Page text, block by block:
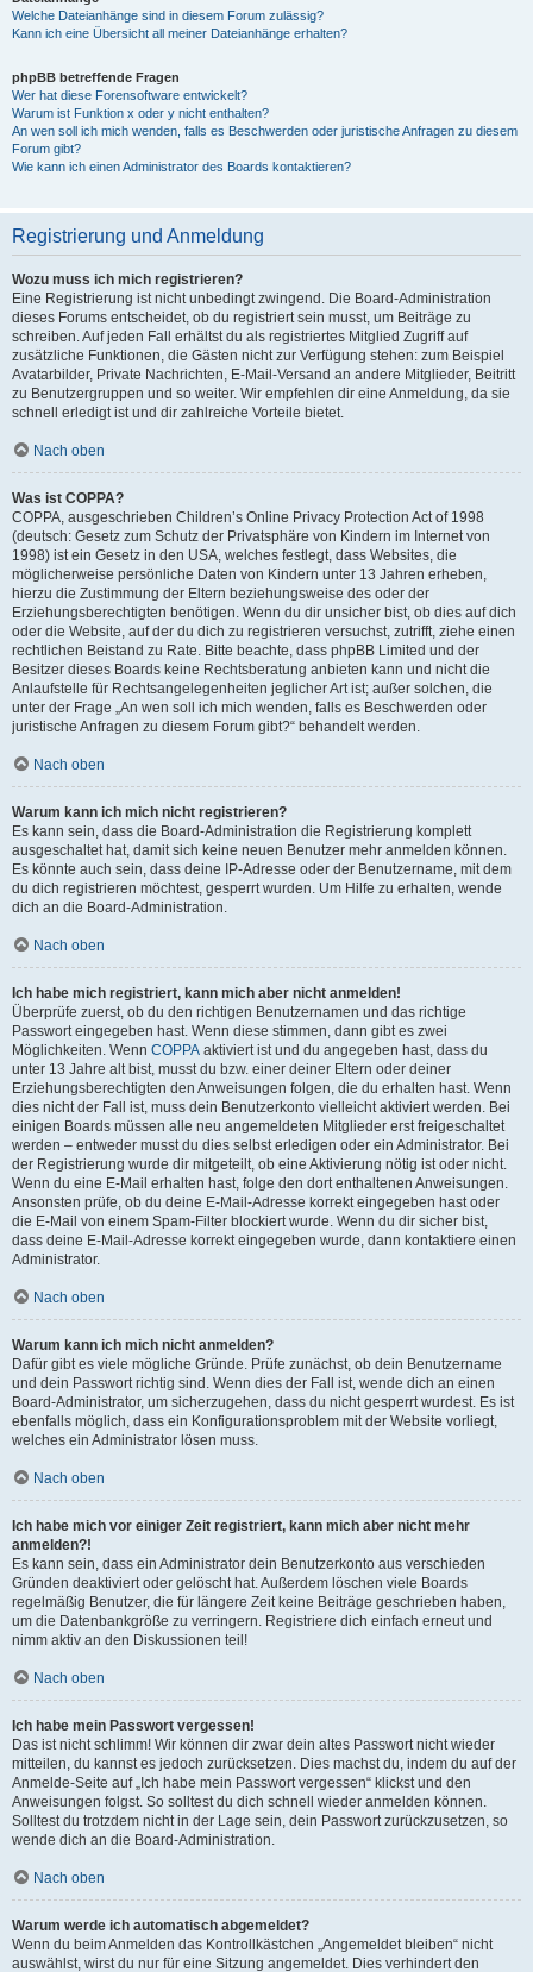
Welche Dateianhänge sind in diesem Forum zulässig?
Kann ich eine Übersicht all meiner Dateianhänge erhalten?
phpBB betreffende Fragen
Wer hat diese Forensoftware entwickelt?
Warum ist Funktion x oder y nicht enthalten?
An wen soll ich mich wenden, falls es Beschwerden oder juristische Anfragen zu diesem
Forum gibt?
Wie kann ich einen Administrator des Boards kontaktieren?
Registrierung und Anmeldung
Wozu muss ich mich registrieren?
Eine Registrierung ist nicht unbedingt zwingend. Die Board-Administration
dieses Forums entscheidet, ob du registriert sein musst, um Beiträge zu
schreiben. Auf jeden Fall erhältst du als registriertes Mitglied Zugriff auf
zusätzliche Funktionen, die Gästen nicht zur Verfügung stehen: zum Beispiel
Avatarbilder, Private Nachrichten, E-Mail-Versand an andere Mitglieder, Beitritt
zu Benutzergruppen und so weiter. Wir empfehlen dir eine Anmeldung, da sie
schnell erledigt ist und dir zahlreiche Vorteile bietet.
Nach oben
Was ist COPPA?
COPPA, ausgeschrieben Children’s Online Privacy Protection Act of 1998
(deutsch: Gesetz zum Schutz der Privatsphäre von Kindern im Internet von
1998) ist ein Gesetz in den USA, welches festlegt, dass Websites, die
möglicherweise persönliche Daten von Kindern unter 13 Jahren erheben,
hierzu die Zustimmung der Eltern beziehungsweise des oder der
Erziehungsberechtigten benötigen. Wenn du dir unsicher bist, ob dies auf dich
oder die Website, auf der du dich zu registrieren versuchst, zutrifft, ziehe einen
rechtlichen Beistand zu Rate. Bitte beachte, dass phpBB Limited und der
Besitzer dieses Boards keine Rechtsberatung anbieten kann und nicht die
Anlaufstelle für Rechtsangelegenheiten jeglicher Art ist; außer solchen, die
unter der Frage „An wen soll ich mich wenden, falls es Beschwerden oder
juristische Anfragen zu diesem Forum gibt?“ behandelt werden.
Nach oben
Warum kann ich mich nicht registrieren?
Es kann sein, dass die Board-Administration die Registrierung komplett
ausgeschaltet hat, damit sich keine neuen Benutzer mehr anmelden können.
Es könnte auch sein, dass deine IP-Adresse oder der Benutzername, mit dem
du dich registrieren möchtest, gesperrt wurden. Um Hilfe zu erhalten, wende
dich an die Board-Administration.
Nach oben
Ich habe mich registriert, kann mich aber nicht anmelden!
Überprüfe zuerst, ob du den richtigen Benutzernamen und das richtige
Passwort eingegeben hast. Wenn diese stimmen, dann gibt es zwei
Möglichkeiten. Wenn COPPA aktiviert ist und du angegeben hast, dass du
unter 13 Jahre alt bist, musst du bzw. einer deiner Eltern oder deiner
Erziehungsberechtigten den Anweisungen folgen, die du erhalten hast. Wenn
dies nicht der Fall ist, muss dein Benutzerkonto vielleicht aktiviert werden. Bei
einigen Boards müssen alle neu angemeldeten Mitglieder erst freigeschaltet
werden – entweder musst du dies selbst erledigen oder ein Administrator. Bei
der Registrierung wurde dir mitgeteilt, ob eine Aktivierung nötig ist oder nicht.
Wenn du eine E-Mail erhalten hast, folge den dort enthaltenen Anweisungen.
Ansonsten prüfe, ob du deine E-Mail-Adresse korrekt eingegeben hast oder
die E-Mail von einem Spam-Filter blockiert wurde. Wenn du dir sicher bist,
dass deine E-Mail-Adresse korrekt eingegeben wurde, dann kontaktiere einen
Administrator.
Nach oben
Warum kann ich mich nicht anmelden?
Dafür gibt es viele mögliche Gründe. Prüfe zunächst, ob dein Benutzername
und dein Passwort richtig sind. Wenn dies der Fall ist, wende dich an einen
Board-Administrator, um sicherzugehen, dass du nicht gesperrt wurdest. Es ist
ebenfalls möglich, dass ein Konfigurationsproblem mit der Website vorliegt,
welches ein Administrator lösen muss.
Nach oben
Ich habe mich vor einiger Zeit registriert, kann mich aber nicht mehr
anmelden?!
Es kann sein, dass ein Administrator dein Benutzerkonto aus verschieden
Gründen deaktiviert oder gelöscht hat. Außerdem löschen viele Boards
regelmäßig Benutzer, die für längere Zeit keine Beiträge geschrieben haben,
um die Datenbankgröße zu verringern. Registriere dich einfach erneut und
nimm aktiv an den Diskussionen teil!
Nach oben
Ich habe mein Passwort vergessen!
Das ist nicht schlimm! Wir können dir zwar dein altes Passwort nicht wieder
mitteilen, du kannst es jedoch zurücksetzen. Dies machst du, indem du auf der
Anmelde-Seite auf „Ich habe mein Passwort vergessen“ klickst und den
Anweisungen folgst. So solltest du dich schnell wieder anmelden können.
Solltest du trotzdem nicht in der Lage sein, dein Passwort zurückzusetzen, so
wende dich an die Board-Administration.
Nach oben
Warum werde ich automatisch abgemeldet?
Wenn du beim Anmelden das Kontrollkästchen „Angemeldet bleiben“ nicht
auswählst, wirst du nur für eine Sitzung angemeldet. Dies verhindert den